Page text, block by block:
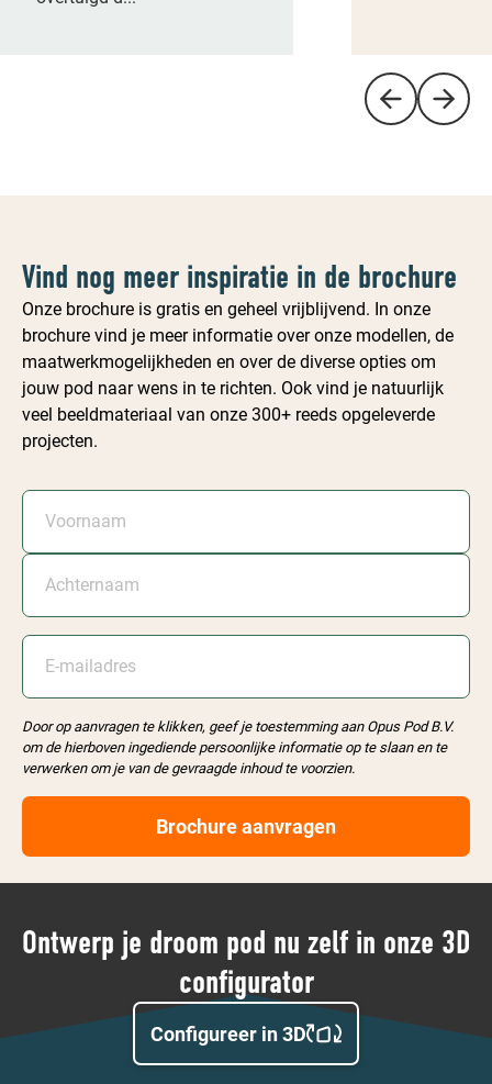
Vind nog meer inspiratie in de brochure
Onze brochure is gratis en geheel vrijblijvend. In onze
brochure vind je meer informatie over onze modellen, de
maatwerkmogelijkheden en over de diverse opties om
jouw pod naar wens in te richten. Ook vind je natuurlijk
veel beeldmateriaal van onze 300+ reeds opgeleverde
projecten.
Voornaam
Achternaam
E-mailadres
Door op aanvragen te klikken, geef je toestemming aan Opus Pod B.V.
om de hierboven ingediende persoonlijke informatie op te slaan en te
verwerken om je van de gevraagde inhoud te voorzien.
Ontwerp je droom pod nu zelf in onze 3D
configurator
Configureer in 3D